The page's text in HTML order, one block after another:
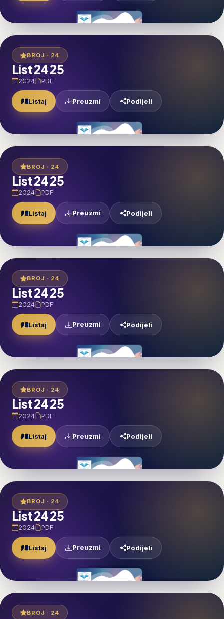
BROJ · 24
List 24 25
2024 PDF
Listaj Preuzmi Podijeli
BROJ · 24
List 24 25
2024 PDF
Listaj Preuzmi Podijeli
BROJ · 24
List 24 25
2024 PDF
Listaj Preuzmi Podijeli
BROJ · 24
List 24 25
2024 PDF
Listaj Preuzmi Podijeli
BROJ · 24
List 24 25
2024 PDF
Listaj Preuzmi Podijeli
BROJ · 24